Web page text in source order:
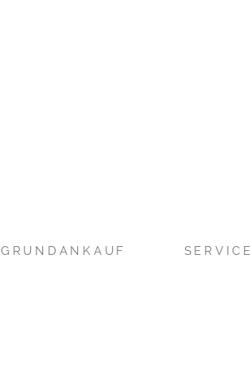
GRUNDANKAUF SERVICE